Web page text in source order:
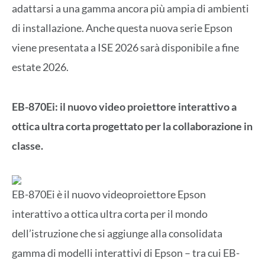
adattarsi a una gamma ancora più ampia di ambienti
di installazione. Anche questa nuova serie Epson
viene presentata a ISE 2026 sarà disponibile a fine
estate 2026.
EB-870Ei: il nuovo video proiettore interattivo a
ottica ultra corta progettato per la collaborazione in
classe.
EB-870Ei è il nuovo videoproiettore Epson
interattivo a ottica ultra corta per il mondo
dell’istruzione che si aggiunge alla consolidata
gamma di modelli interattivi di Epson – tra cui EB-